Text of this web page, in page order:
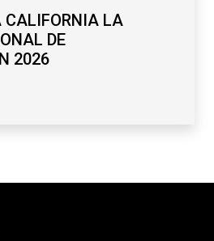
LA
DE
2026